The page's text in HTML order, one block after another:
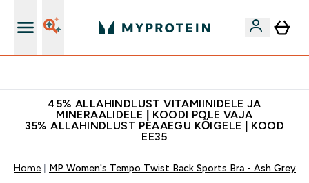
45% ALLAHINDLUST VITAMIINIDELE JA
MINERAALIDELE | KOODI POLE VAJA
35% ALLAHINDLUST PEAAEGU KÕIGELE | KOOD
EE35
Home MP Women's Tempo Twist Back Sports Bra - Ash Grey